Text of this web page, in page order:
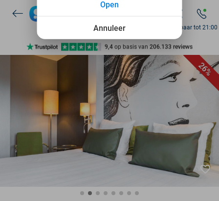
7 dagen per week beschikbaar
10+ miljoen leden
9,4 op basis van 206.133 reviews
Ontdek 15.000+ deals
7 dagen per week beschikbaar
10+ miljoen leden
Bereikbaar tot 21:00
26%
favorite_border
Annuleer
Open